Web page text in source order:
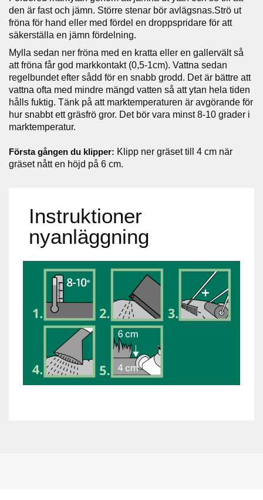
den är fast och jämn. Större stenar bör avlägsnas.Strö ut
fröna för hand eller med fördel en droppspridare för att
säkerställa en jämn fördelning.
Mylla sedan ner fröna med en kratta eller en gallervält så
att fröna får god markkontakt (0,5-1cm). Vattna sedan
regelbundet efter sådd för en snabb grodd. Det är bättre att
vattna ofta med mindre mängd vatten så att ytan hela tiden
hålls fuktig. Tänk på att marktemperaturen är avgörande för
hur snabbt ett gräsfrö gror. Det bör vara minst 8-10 grader i
marktemperatur.
Första gången du klipper: Klipp ner gräset till 4 cm när
gräset nått en höjd på 6 cm.
Instruktioner
nyanläggning